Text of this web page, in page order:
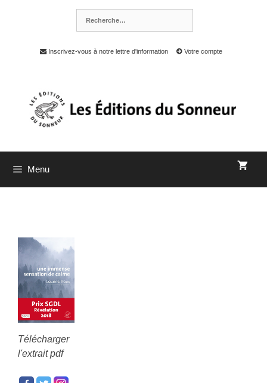
Inscrivez-vous à notre lettre d'information Votre compte
Menu
Télécharger
l'extrait pdf